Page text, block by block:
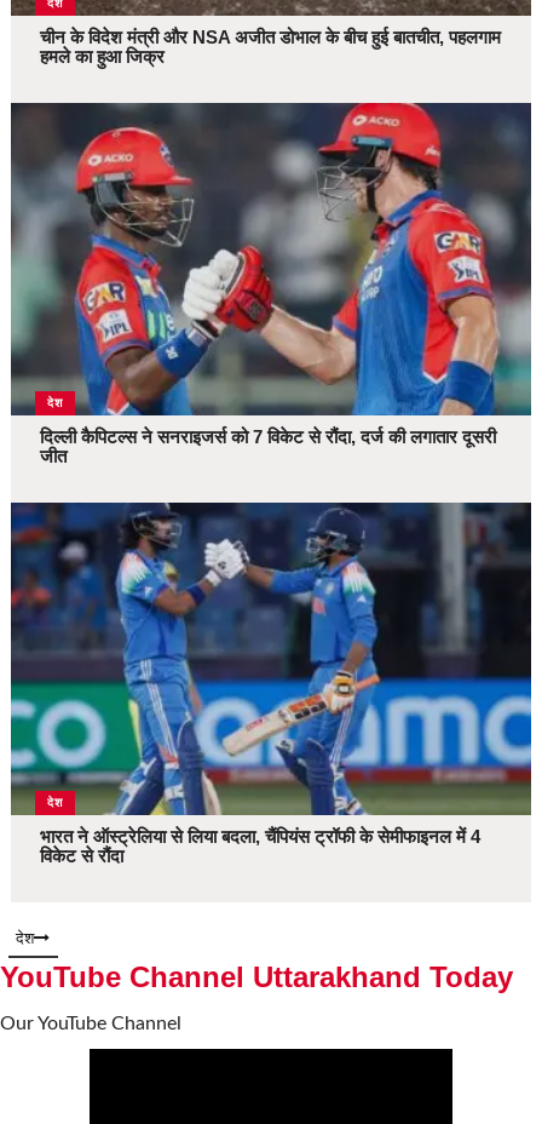
चीन के विदेश मंत्री और NSA अजीत डोभाल के बीच हुई बातचीत, पहलगाम
हमले का हुआ जिक्र
देश
दिल्ली कैपिटल्स ने सनराइजर्स को 7 विकेट से रौंदा, दर्ज की लगातार दूसरी
जीत
देश
भारत ने ऑस्ट्रेलिया से लिया बदला, चैंपियंस ट्रॉफी के सेमीफाइनल में 4
विकेट से रौंदा
देश
YouTube Channel Uttarakhand Today
Our YouTube Channel